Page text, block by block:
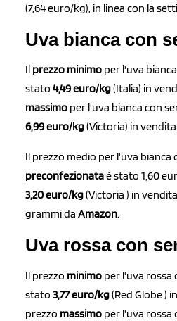
(7,64 euro/kg), in linea con la
Uva bianca con
Il prezzo minimo per l'uva
stato 4,49 euro/kg(Italia) in
massimo per l'uva bianca con
6,99 euro/kg(Victoria) in
Il prezzo medio per l'uva bianca
preconfezionataè stato 1,60
3,20 euro/kg(Victoria ) in
grammi da Amazon.
Uva rossa con
Il prezzo minimo per l'uva rossa
stato 3,77 euro/kg(Red Globe )
prezzo massimo per l'uva rossa